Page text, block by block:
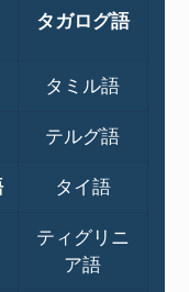
タガログ語
タミル語
テルグ語
タイ語
ティグリニ
ア語